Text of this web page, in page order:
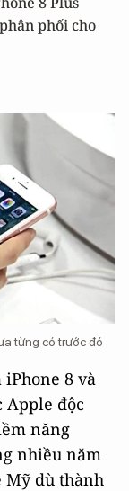
phối cho
từng có trước đó
iPhone 8 và
Apple độc
năng
nhiều năm
Mỹ dù thành